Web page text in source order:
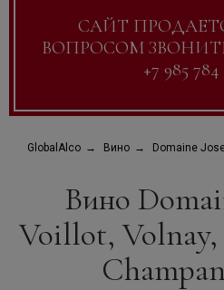
САЙТ
ВОПРОСОМ
+7 985
GlobalAlco Вино Domaine
Вино
Voillot, Volnay,